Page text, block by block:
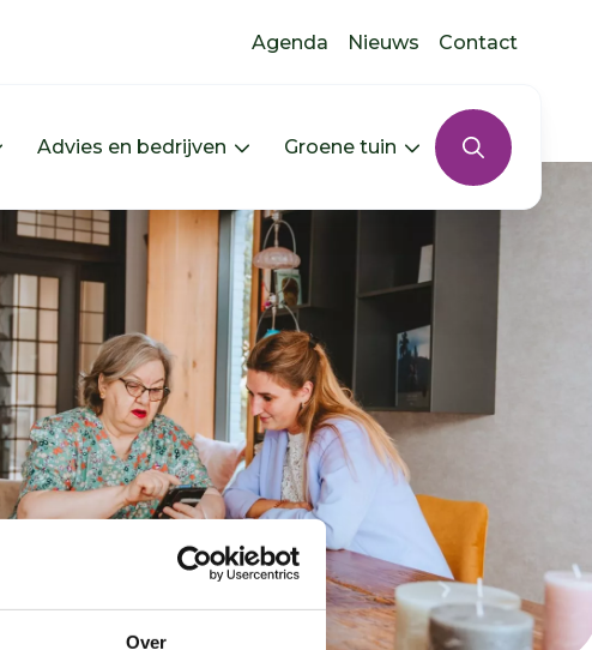
Over
Agenda Nieuws Contact
uitklappen
In jouw buurt uitklappen
Advies en bedrijven Menu Advies en bedrijven
Groene tuin Menu Groene